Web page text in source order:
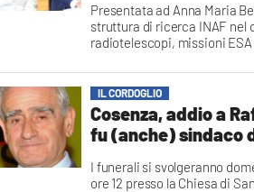
Presentata ad Anna Maria
struttura di ricerca INAF nel
radiotelescopi, missioni
IL CORDOGLIO
Cosenza, addio a
fu (anche) sindaco
I funerali si svolgeranno
ore 12 presso la Chiesa di